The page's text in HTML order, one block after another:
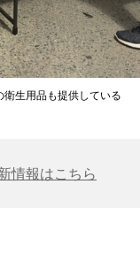
衛生用品も提供してい
情報はこちら